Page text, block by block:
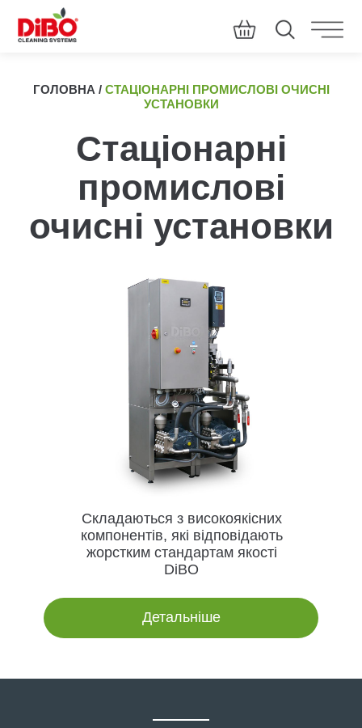
ГОЛОВНА / СТАЦІОНАРНІ ПРОМИСЛОВІ ОЧИСНІ
УСТАНОВКИ
Стаціонарні
промислові
очисні установки
Складаються з високоякісних
компонентів, які відповідають
жорстким стандартам якості
DiBO
Детальніше